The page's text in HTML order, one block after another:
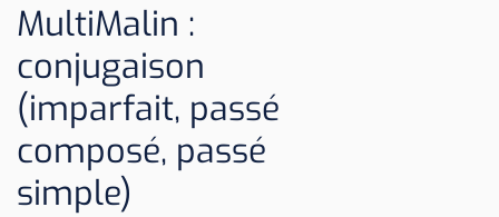
MultiMalin :
conjugaison
(imparfait, passé
composé, passé
simple)